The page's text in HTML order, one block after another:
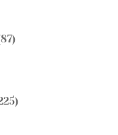
8787
225